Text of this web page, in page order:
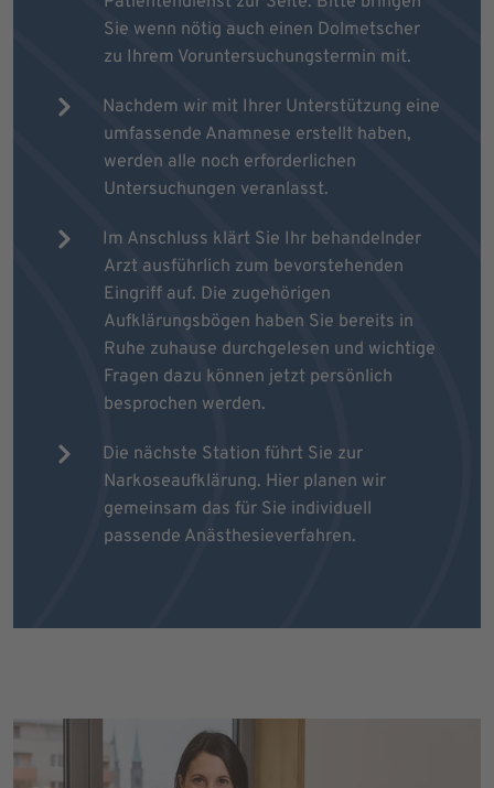
Sie wenn nötig auch einen Dolmetscher
zu Ihrem Voruntersuchungstermin mit.
Nachdem wir mit Ihrer Unterstützung eine
umfassende Anamnese erstellt haben,
werden alle noch erforderlichen
Untersuchungen veranlasst.
Im Anschluss klärt Sie Ihr behandelnder
Arzt ausführlich zum bevorstehenden
Eingriff auf. Die zugehörigen
Aufklärungsbögen haben Sie bereits in
Ruhe zuhause durchgelesen und wichtige
Fragen dazu können jetzt persönlich
besprochen werden.
Die nächste Station führt Sie zur
Narkoseaufklärung. Hier planen wir
gemeinsam das für Sie individuell
passende Anästhesieverfahren.